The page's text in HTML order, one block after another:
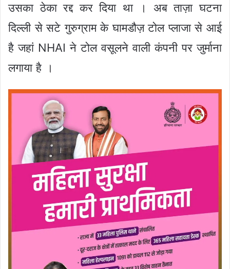
उसका ठेका रद्द कर दिया था । अब ताज़ा घटना
दिल्ली से सटे गुरुग्राम के घामडौज़ टोल प्लाजा से आई
है जहां NHAI ने टोल वसूलने वाली कंपनी पर जुर्माना
लगाया है ।